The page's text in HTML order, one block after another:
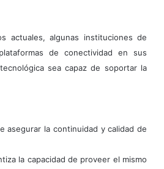
actuales, algunas instituciones de
de conectividad en sus
sea capaz de soportar la
asegurar la continuidad y calidad de
la capacidad de proveer el mismo